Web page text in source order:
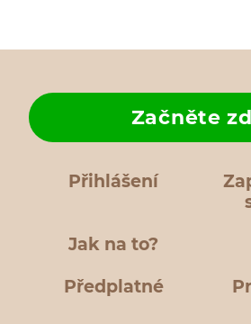
Přihlášení
Jak na to?
Začněte
Předplatné